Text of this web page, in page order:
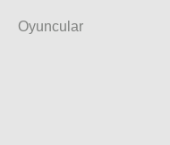
Oyuncular